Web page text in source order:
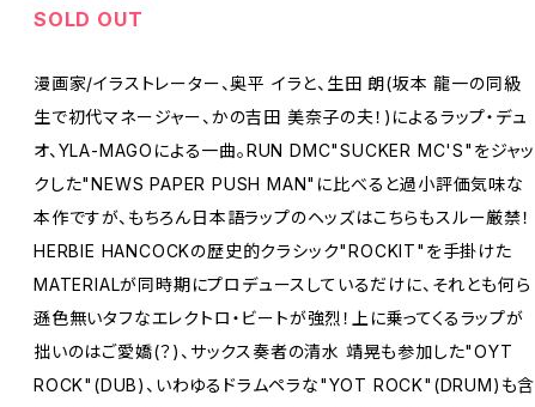
SOLD OUT
漫画家/イラストレーター、奥平 イラと、生田 朗(坂本 龍一の同級
生で初代マネージャー、かの吉田 美奈子の夫！)によるラップ・デュ
オ、YLA-MAGOによる一曲。RUN DMC"SUCKER MC'S"をジャッ
クした"NEWS PAPER PUSH MAN"に比べると過小評価気味な
本作ですが、もちろん日本語ラップのヘッズはこちらもスルー厳禁！
HERBIE HANCOCKの歴史的クラシック"ROCKIT"を手掛けた
MATERIALが同時期にプロデュースしているだけに、それとも何ら
遜色無いタフなエレクトロ・ビートが強烈！上に乗ってくるラップが
拙いのはご愛嬌(？)、サックス奏者の清水 靖晃も参加した"OYT
ROCK"(DUB)、いわゆるドラムペラな"YOT ROCK"(DRUM)も含